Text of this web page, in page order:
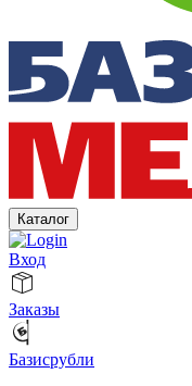
Каталог
Вход
Заказы
Базисрубли